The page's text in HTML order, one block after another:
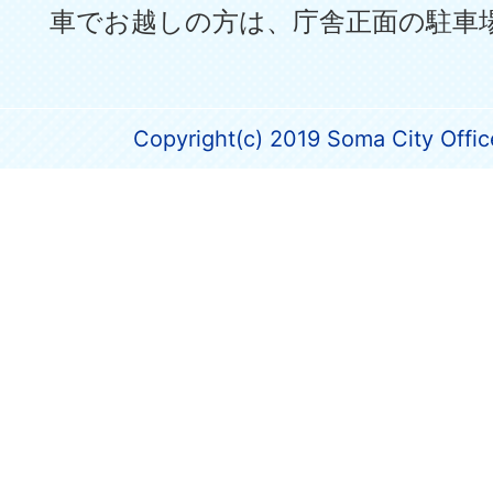
車でお越しの方は、庁舎正面の駐車
Copyright(c) 2019 Soma City